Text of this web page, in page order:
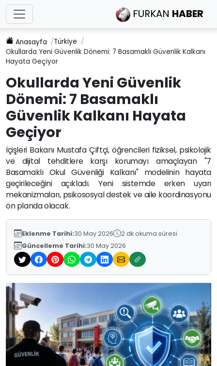
FURKAN HABER
Anasayfa
Türkiye
Okullarda Yeni Güvenlik Dönemi: 7 Basamaklı Güvenlik Kalkanı
Hayata Geçiyor
Okullarda Yeni Güvenlik
Dönemi: 7 Basamaklı
Güvenlik Kalkanı Hayata
Geçiyor
İçişleri Bakanı Mustafa Çiftçi, öğrencileri fiziksel, psikolojik
ve dijital tehditlere karşı korumayı amaçlayan "7
Basamaklı Okul Güvenliği Kalkanı" modelinin hayata
geçirileceğini açıkladı. Yeni sistemde erken uyarı
mekanizmaları, psikososyal destek ve aile koordinasyonu
ön planda olacak.
Eklenme Tarihi:30 May 2026
2 dk okuma süresi
Güncelleme Tarihi:30 May 2026